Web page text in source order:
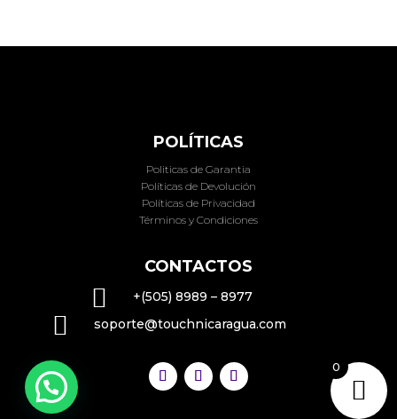
POLÍTICAS
Politicas de Garantia
Políticas de Devolución
Políticas de Privacidad
Términos y Condiciones
CONTACTOS
 +(505) 8989 – 8977
 soporte@touchnicaragua.com
0